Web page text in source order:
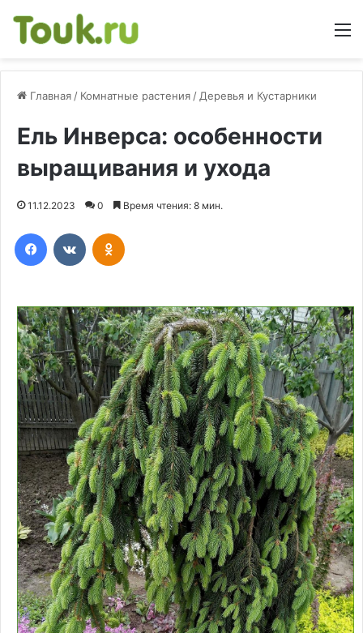
Главная / Комнатные растения / Деревья и Кустарники
Ель Инверса: особенности
выращивания и ухода
11.12.2023 0 Время чтения: 8 мин.